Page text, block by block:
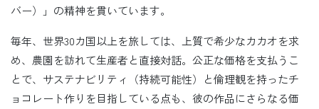
バー）」の精神を貫いています。
毎年、世界30カ国以上を旅しては、上質で希少なカカオを求
め、農園を訪れて生産者と直接対話。公正な価格を支払うこ
とで、サステナビリティ（持続可能性）と倫理観を持ったチ
ョコレート作りを目指している点も、彼の作品にさらなる価